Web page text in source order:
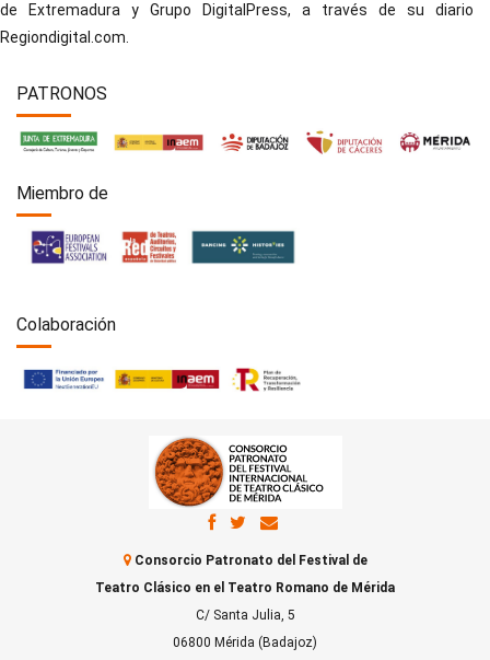
de Extremadura y Grupo DigitalPress, a través de su diario
Regiondigital.com.
PATRONOS
Miembro de
Colaboración
Consorcio Patronato del Festival de
Teatro Clásico en el Teatro Romano de Mérida
C/ Santa Julia, 5
06800 Mérida (Badajoz)